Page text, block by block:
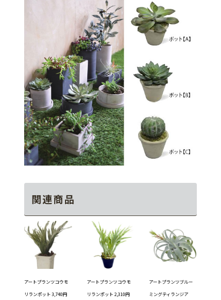
関連商品
アートプランツコウモ
リランポット 3,740円
アートプランツコウモ
リランポット 2,310円
アートプランツブルー
ミングティランジア